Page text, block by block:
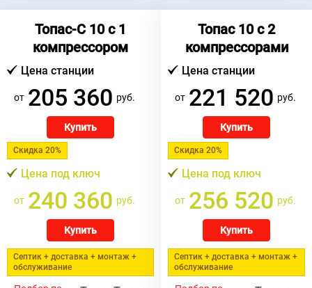
Топас-С 10 c 1
компрессором
Цена станции
от 205 360 руб.
Купить
Скидка 20%
Цена под ключ
от 240 360 руб.
Купить
Септик + доставка + монтаж +
обслуживание
Топас 10 c 2
компрессорами
Цена станции
от 221 520 руб.
Купить
Скидка 20%
Цена под ключ
от 256 520 руб.
Купить
Септик + доставка + монтаж +
обслуживание